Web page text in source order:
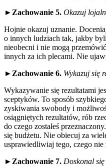
► Zachowanie 5. Okazuj
Hojnie okazuj uznanie.
o innych ludziach tak, jakby
nieobecni i nie mogą
innych za ich plecami. Nie
► Zachowanie 6. Wykazuj się
Wykazywanie się rezultatami
sceptyków. To sposób
zyskiwania swobody i
osiągniętych rezultatów, rób
do czego zostałeś
się budżetu. Nie obiecuj za
usprawiedliwiaj tego, czego nie
► Zachowanie 7. Doskonal się